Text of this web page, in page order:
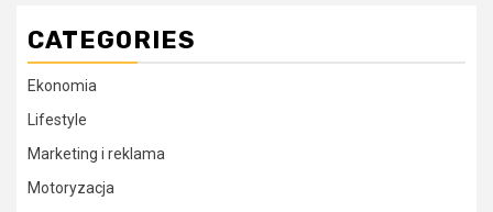
CATEGORIES
Ekonomia
Lifestyle
Marketing i reklama
Motoryzacja